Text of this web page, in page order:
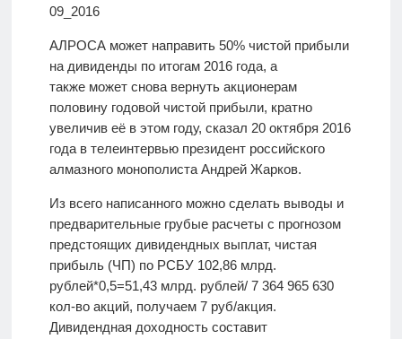
09_2016
АЛРОСА может направить 50% чистой прибыли
на дивиденды по итогам 2016 года, а
также может снова вернуть акционерам
половину годовой чистой прибыли, кратно
увеличив её в этом году, сказал 20 октября 2016
года в телеинтервью президент российского
алмазного монополиста Андрей Жарков.
Из всего написанного можно сделать выводы и
предварительные грубые расчеты с прогнозом
предстоящих дивидендных выплат, чистая
прибыль (ЧП) по РСБУ 102,86 млрд.
рублей*0,5=51,43 млрд. рублей/ 7 364 965 630
кол-во акций, получаем 7 руб/акция.
Дивидендная доходность составит